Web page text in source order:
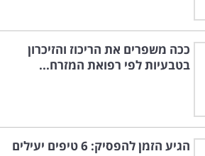
ככה משפרים את הריכוז והזיכרון
בטבעיות לפי רפואת המזרח...
הגיע הזמן להפסיק: 6 טיפים יעילים